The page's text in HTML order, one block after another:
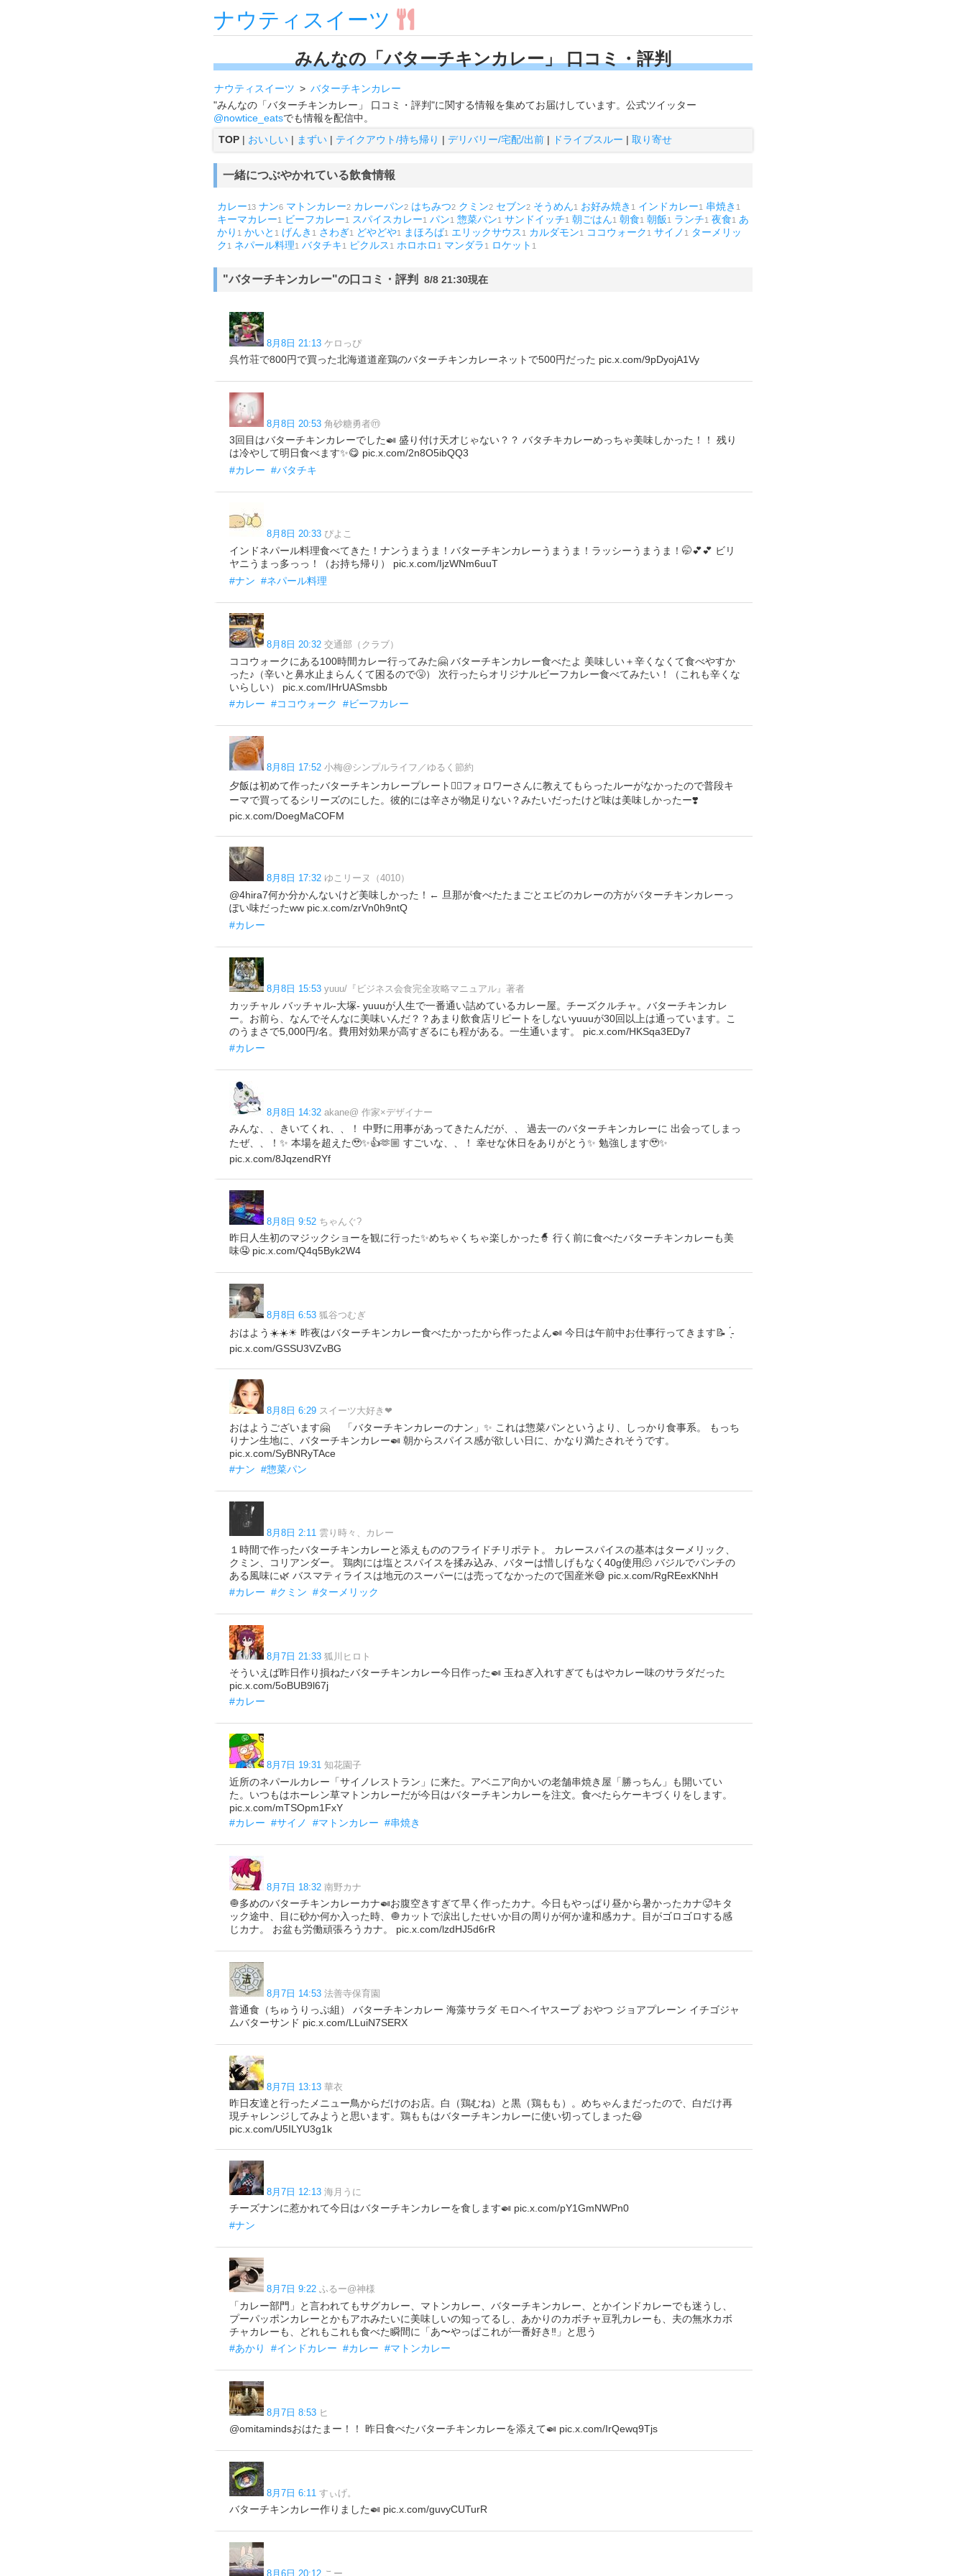
ナウティスイーツ
みんなの「バターチキンカレー」 口コミ・評判
ナウティスイーツ
バターチキンカレー
"みんなの「バターチキンカレー」 口コミ・評判"に関する情報を集めてお届けしています。公式ツイッター
@nowtice_eatsでも情報を配信中。
TOP | おいしい | まずい | テイクアウト/持ち帰り | デリバリー/宅配/出前 | ドライブスルー | 取り寄せ
一緒につぶやかれている飲食情報
カレー13 ナン6 マトンカレー2 カレーパン2 はちみつ2 クミン2 セブン2 そうめん1 お好み焼き 1 インドカレー1 串焼き 1
キーマカレー1 ビーフカレー1 スパイスカレー1 パン1 惣菜パン1 サンドイッチ1 朝ごはん1 朝食1 朝飯1 ランチ1 夜食1 あ
かり 1 かいと 1 げんき 1 さわぎ1 どやどや1 まほろば1 エリックサウス 1 カルダモン1 ココウォーク 1 サイノ 1
ターメリッ
ク 1 ネパール料理1 バタチキ1 ピクルス 1 ホロホロ 1 マンダラ 1 ロケット 1
"バターチキンカレー"の口コミ・評判 8/8 21:30現在
8月8日 21:13 ケロっぴ
呉竹荘で800円で買った北海道道産鶏のバターチキンカレーネットで500円だった pic.x.com/9pDyojA1Vy
8月8日 20:53 角砂糖勇者ⓜ
3回目はバターチキンカレーでした🍛 盛り付け天才じゃない？？ バタチキカレーめっちゃ美味しかった！！ 残り
は冷やして明日食べます✨😋 pic.x.com/2n8O5ibQQ3
#カレー #バタチキ
8月8日 20:33 ぴよこ
インドネパール料理食べてきた！ナンうまうま！バターチキンカレーうまうま！ラッシーうまうま！🤭💕💕 ビリ
ヤニうまっ多っっ！（お持ち帰り） pic.x.com/IjzWNm6uuT
#ナン #ネパール料理
8月8日 20:32 交通部（クラブ）
ココウォークにある100時間カレー行ってみた🤗 バターチキンカレー食べたよ 美味しい＋辛くなくて食べやすか
った♪（辛いと鼻水止まらんくて困るので🤧） 次行ったらオリジナルビーフカレー食べてみたい！（これも辛くな
いらしい） pic.x.com/IHrUASmsbb
#カレー #ココウォーク #ビーフカレー
8月8日 17:52 小梅@シンプルライフ／ゆるく節約
夕飯は初めて作ったバターチキンカレープレート🙆‍♀️フォロワーさんに教えてもらったルーがなかったので普段キ
ーマで買ってるシリーズのにした。彼的には辛さが物足りない？みたいだったけど味は美味しかったー❣️
pic.x.com/DoegMaCOFM
8月8日 17:32 ゆこリーヌ（4010）
@4hira7何か分かんないけど美味しかった！← 旦那が食べたたまごとエビのカレーの方がバターチキンカレーっ
ぽい味だったww pic.x.com/zrVn0h9ntQ
#カレー
8月8日 15:53 yuuu/『ビジネス会食完全攻略マニュアル』著者
カッチャル バッチャル-大塚- yuuuが人生で一番通い詰めているカレー屋。チーズクルチャ。バターチキンカレ
ー。お前ら、なんでそんなに美味いんだ？？あまり飲食店リピートをしないyuuuが30回以上は通っています。こ
のうまさで5,000円/名。費用対効果が高すぎるにも程がある。一生通います。 pic.x.com/HKSqa3EDy7
#カレー
8月8日 14:32 akane@ 作家×デザイナー
みんな、、きいてくれ、、！ 中野に用事があってきたんだが、、 過去一のバターチキンカレーに 出会ってしまっ
たぜ、、！✨ 本場を超えた🥹✨👍🫶🏼 すごいな、、！ 幸せな休日をありがとう✨ 勉強します🥹✨
pic.x.com/8JqzendRYf
8月8日 9:52 ちゃんぐ?️
昨日人生初のマジックショーを観に行った✨めちゃくちゃ楽しかった🧙 行く前に食べたバターチキンカレーも美
味🤤 pic.x.com/Q4q5Byk2W4
8月8日 6:53 狐谷つむぎ
おはよう☀️☀️☀ 昨夜はバターチキンカレー食べたかったから作ったよん🍛 今日は午前中お仕事行ってきます📝 ́͏̖-
pic.x.com/GSSU3VZvBG
8月8日 6:29 スイーツ大好き❤
おはようございます🤗 「バターチキンカレーのナン」✨ これは惣菜パンというより、しっかり食事系。 もっち
りナン生地に、バターチキンカレー🍛 朝からスパイス感が欲しい日に、かなり満たされそうです。
pic.x.com/SyBNRyTAce
#ナン #惣菜パン
8月8日 2:11 雲り時々、カレー
１時間で作ったバターチキンカレーと添えもののフライドチリポテト。 カレースパイスの基本はターメリック、
クミン、コリアンダー。 鶏肉には塩とスパイスを揉み込み、バターは惜しげもなく40g使用🫠 バジルでパンチの
ある風味に🌿 バスマティライスは地元のスーパーには売ってなかったので国産米😅 pic.x.com/RgREexKNhH
#カレー #クミン #ターメリック
8月7日 21:33 狐川ヒロト
そういえば昨日作り損ねたバターチキンカレー今日作った🍛 玉ねぎ入れすぎてもはやカレー味のサラダだった
pic.x.com/5oBUB9l67j
#カレー
8月7日 19:31 知花園子
近所のネパールカレー「サイノレストラン」に来た。アベニア向かいの老舗串焼き屋「勝っちん」も開いてい
た。いつもはホーレン草マトンカレーだが今日はバターチキンカレーを注文。食べたらケーキづくりをします。
pic.x.com/mTSOpm1FxY
#カレー #サイノ #マトンカレー #串焼き
8月7日 18:32 南野カナ
🧅多めのバターチキンカレーカナ🍛お腹空きすぎて早く作ったカナ。今日もやっぱり昼から暑かったカナ🥵キタ
ック途中、目に砂か何か入った時、🧅カットで涙出したせいか目の周りが何か違和感カナ。目がゴロゴロする感
じカナ。 お盆も労働頑張ろうカナ。 pic.x.com/lzdHJ5d6rR
8月7日 14:53 法善寺保育園
普通食（ちゅうりっぷ組） バターチキンカレー 海藻サラダ モロヘイヤスープ おやつ ジョアプレーン イチゴジャ
ムバターサンド pic.x.com/LLuiN7SERX
8月7日 13:13 華衣
昨日友達と行ったメニュー鳥からだけのお店。白（鶏むね）と黒（鶏もも）。めちゃんまだったので、白だけ再
現チャレンジしてみようと思います。鶏ももはバターチキンカレーに使い切ってしまった😆
pic.x.com/U5ILYU3g1k
8月7日 12:13 海月うに
チーズナンに惹かれて今日はバターチキンカレーを食します🍛 pic.x.com/pY1GmNWPn0
#ナン
8月7日 9:22 ふるー@神様
「カレー部門」と言われてもサグカレー、マトンカレー、バターチキンカレー、とかインドカレーでも迷うし、
プーパッポンカレーとかもアホみたいに美味しいの知ってるし、あかりのカボチャ豆乳カレーも、夫の無水カボ
チャカレーも、どれもこれも食べた瞬間に「あ〜やっぱこれが一番好き‼️」と思う
#あかり
#インドカレー #カレー #マトンカレー
8月7日 8:53 ヒ
@omitamindsおはたまー！！ 昨日食べたバターチキンカレーを添えて🍛 pic.x.com/IrQewq9Tjs
8月7日 6:11 すぃげ。
バターチキンカレー作りました🍛 pic.x.com/guvyCUTurR
8月6日 20:12 こー